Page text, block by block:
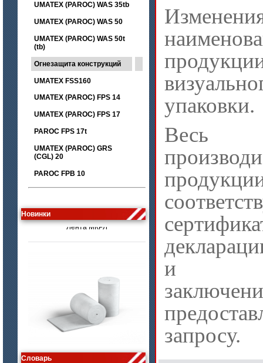
UMATEX (PAROC) WAS 35tb
UMATEX (PAROC) WAS 50
UMATEX (PAROC) WAS 50t
(tb)
Огнезащита конструкций
UMATEX FSS160
UMATEX (PAROC) FPS 14
UMATEX (PAROC) FPS 17
PAROC FPS 17t
UMATEX (PAROC) GRS
(CGL) 20
PAROC FPB 10
Новинки
Лента МКРЛ
цена по запросу
Изделия МКРВ-200, МКРВХ-250
Словарь
упаковки.
Весь
и
запросу.